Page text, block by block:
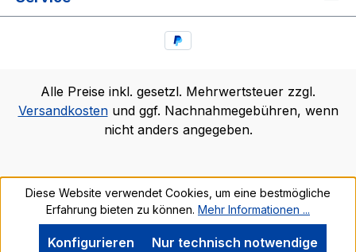
Alle Preise inkl. gesetzl. Mehrwertsteuer zzgl.
Versandkostenund ggf. Nachnahmegebühren, wenn
nicht anders angegeben.
Diese Website verwendet Cookies, um eine bestmögliche
Erfahrung bieten zu können. Mehr Informationen ...
Nur technisch notwendige
Konfigurieren